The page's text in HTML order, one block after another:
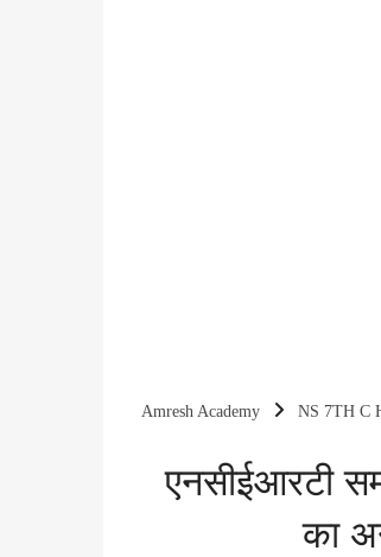
Amresh Academy NS 7TH C
एनसीईआरटी
का